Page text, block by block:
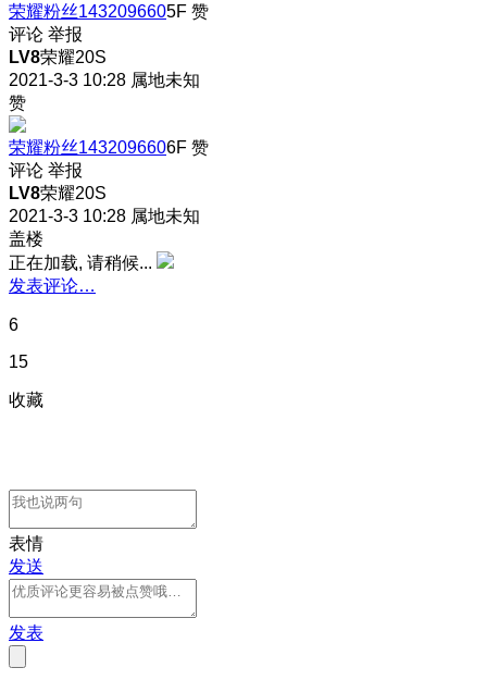
荣耀粉丝1432096605F 赞
评论 举报
LV8荣耀20S
2021-3-3 10:28 属地未知
赞
荣耀粉丝1432096606F 赞
评论 举报
LV8荣耀20S
2021-3-3 10:28 属地未知
盖楼
正在加载, 请稍候...
发表评论…
6
15
收藏
表情
发送
发表